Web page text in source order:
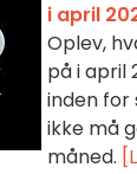
i april
Oplev,
på i april
inden for
ikke må
måned.